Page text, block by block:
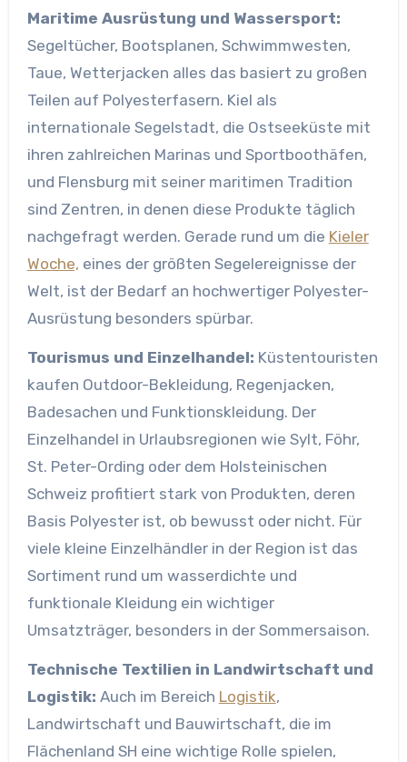
Maritime Ausrüstung und Wassersport:
Segeltücher, Bootsplanen, Schwimmwesten,
Taue, Wetterjacken alles das basiert zu großen
Teilen auf Polyesterfasern. Kiel als
internationale Segelstadt, die Ostseeküste mit
ihren zahlreichen Marinas und Sportboothäfen,
und Flensburg mit seiner maritimen Tradition
sind Zentren, in denen diese Produkte täglich
nachgefragt werden. Gerade rund um die Kieler
Woche, eines der größten Segelereignisse der
Welt, ist der Bedarf an hochwertiger Polyester-
Ausrüstung besonders spürbar.
Tourismus und Einzelhandel: Küstentouristen
kaufen Outdoor-Bekleidung, Regenjacken,
Badesachen und Funktionskleidung. Der
Einzelhandel in Urlaubsregionen wie Sylt, Föhr,
St. Peter-Ording oder dem Holsteinischen
Schweiz profitiert stark von Produkten, deren
Basis Polyester ist, ob bewusst oder nicht. Für
viele kleine Einzelhändler in der Region ist das
Sortiment rund um wasserdichte und
funktionale Kleidung ein wichtiger
Umsatzträger, besonders in der Sommersaison.
Technische Textilien in Landwirtschaft und
Logistik: Auch im Bereich Logistik,
Landwirtschaft und Bauwirtschaft, die im
Flächenland SH eine wichtige Rolle spielen,